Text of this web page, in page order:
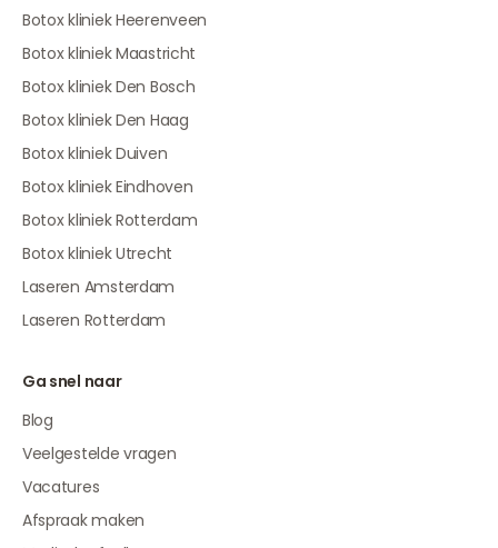
Botox kliniek Heerenveen
Botox kliniek Maastricht
Botox kliniek Den Bosch
Botox kliniek Den Haag
Botox kliniek Duiven
Botox kliniek Eindhoven
Botox kliniek Rotterdam
Botox kliniek Utrecht
Laseren Amsterdam
Laseren Rotterdam
Ga snel naar
Blog
Veelgestelde vragen
Vacatures
Afspraak maken